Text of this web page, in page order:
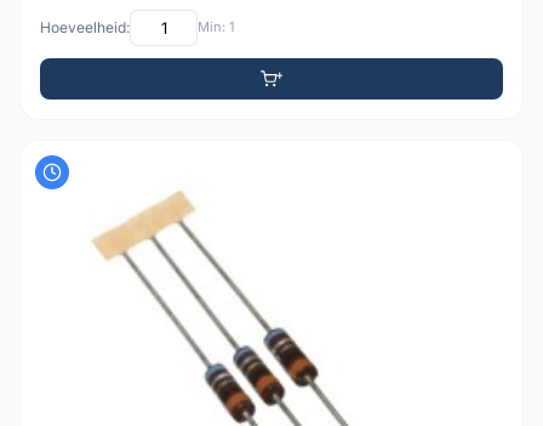
Hoeveelheid: Min: 1